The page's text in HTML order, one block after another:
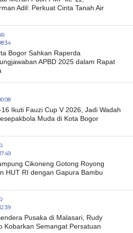
Adil: Perkuat Cinta Tanah Air
Bogor Sahkan Raperda
APBD 2025 dalam Rapat
16 Ikuti Fauzi Cup V 2026, Jadi Wadah
Muda di Kota Bogor
Cikoneng Gotong Royong
HUT RI dengan Gapura Bambu
Pusaka di Malasari, Rudy
Kobarkan Semangat Persatuan